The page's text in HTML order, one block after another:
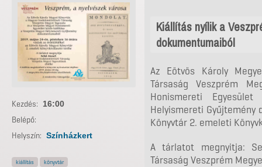
Kiállítás nyílik a
dokumentumaiból
Az Eötvös Károly
Társaság Veszprém
Honismereti
Helyismereti Gyűjtemény
Könyvtár 2. emeleti
A tárlatot megnyitja:
Társaság Veszprém
Kezdés: 16:00
Belépő:
Helyszín: Színházkert
kiállítás könyvtár